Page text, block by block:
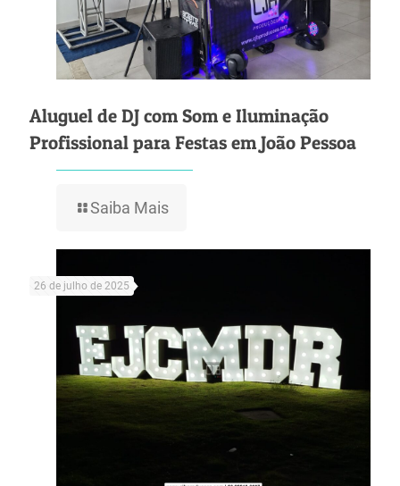
Aluguel de DJ com Som e Iluminação
Profissional para Festas em João Pessoa
Saiba Mais
26 de julho de 2025